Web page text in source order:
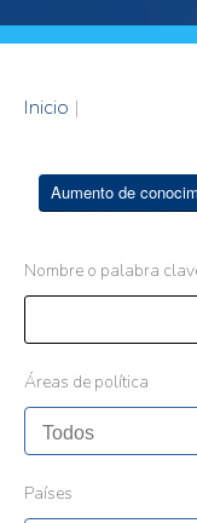
Inicio |
Aumento de
Nombre o palabra
Áreas de política
Países